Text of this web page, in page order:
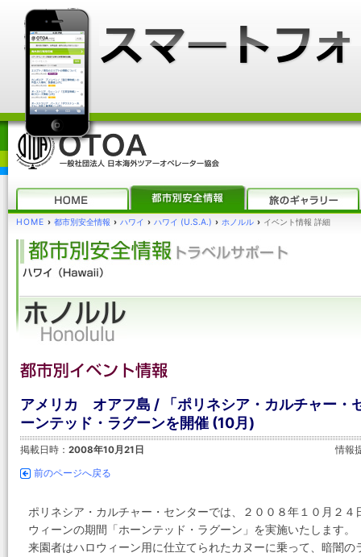
HOME › 都市別安全情報 › ハワイ › ハワイ (U.S.A.) › ホノルル › イベント情報 詳細
アメリカ オアフ島 / 「ポリネシア・カルチャー・
ーンテッド・ラグーンを開催 (10月)
掲載日時： 2008年10月21日 情報
前のページへ戻る
ポリネシア・カルチャー・センターでは、２００８年１０月２
ウィーンの期間「ホーンテッド・ラグーン」を実施いたします。
来園者はハロウィーン用に仕立てられたカヌーに乗って、暗闇